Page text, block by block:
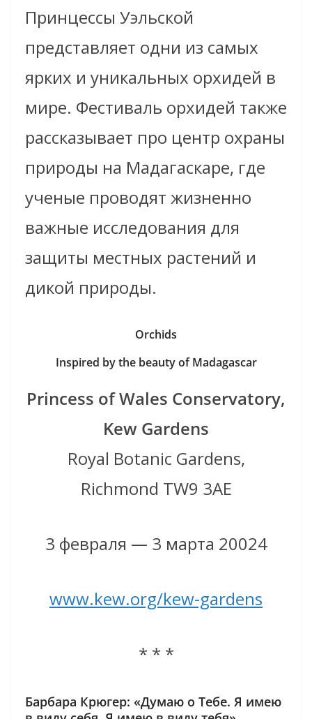
Принцессы Уэльской
представляет одни из самых
ярких и уникальных орхидей в
мире. Фестиваль орхидей также
рассказывает про центр охраны
природы на Мадагаскаре, где
ученые проводят жизненно
важные исследования для
защиты местных растений и
дикой природы.
Orchids
Inspired by the beauty of Madagascar
Princess of Wales Conservatory,
Kew Gardens
Royal Botanic Gardens,
Richmond TW9 3AE
3 февраля — 3 марта 20024
www.kew.org/kew-gardens
* * *
Барбара Крюгер: «Думаю о Тебе. Я имею